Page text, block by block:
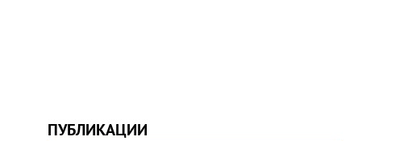
ПУБЛИКАЦИИ